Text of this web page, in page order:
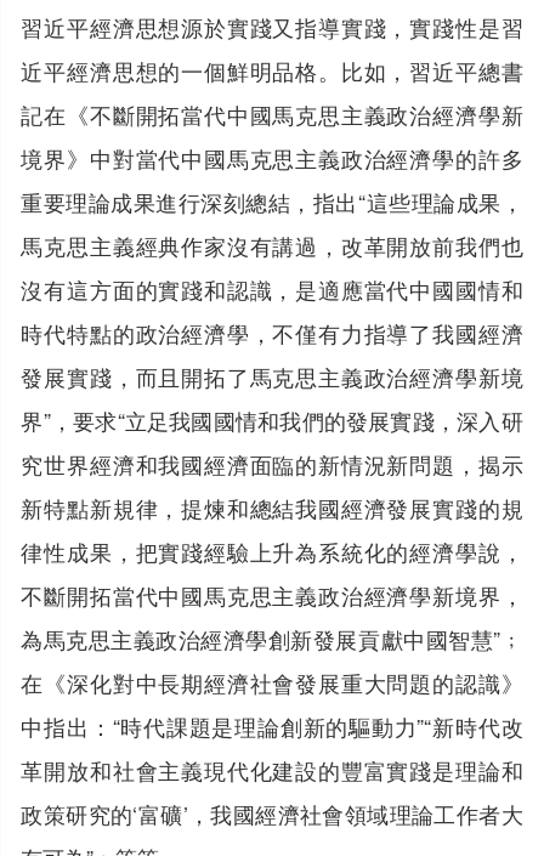
習近平經濟思想源於實踐又指導實踐，實踐性是習
近平經濟思想的一個鮮明品格。比如，習近平總書
記在《不斷開拓當代中國馬克思主義政治經濟學新
境界》中對當代中國馬克思主義政治經濟學的許多
重要理論成果進行深刻總結，指出“這些理論成果，
馬克思主義經典作家沒有講過，改革開放前我們也
沒有這方面的實踐和認識，是適應當代中國國情和
時代特點的政治經濟學，不僅有力指導了我國經濟
發展實踐，而且開拓了馬克思主義政治經濟學新境
界”，要求“立足我國國情和我們的發展實踐，深入研
究世界經濟和我國經濟面臨的新情況新問題，揭示
新特點新規律，提煉和總結我國經濟發展實踐的規
律性成果，把實踐經驗上升為系統化的經濟學說，
不斷開拓當代中國馬克思主義政治經濟學新境界，
為馬克思主義政治經濟學創新發展貢獻中國智慧”﹔
在《深化對中長期經濟社會發展重大問題的認識》
中指出：“時代課題是理論創新的驅動力”“新時代改
革開放和社會主義現代化建設的豐富實踐是理論和
政策研究的‘富礦’，我國經濟社會領域理論工作者大